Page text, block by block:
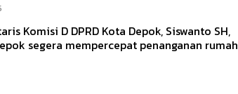
Komisi D DPRD Kota Depok, Siswanto SH,
segera mempercepat penanganan rumah